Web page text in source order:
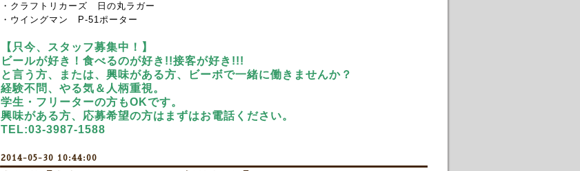
・クラフトリカーズ 日の丸ラガー
・ウイングマン P-51ポーター
【只今、スタッフ募集中！】
ビールが好き！食べるのが好き!!接客が好き!!!
と言う方、または、興味がある方、ビーボで一緒に働きませんか？
経験不問、やる気＆人柄重視。
学生・フリーターの方もOKです。
興味がある方、応募希望の方はまずはお電話ください。
TEL:03-3987-1588
2014-05-30 10:44:00